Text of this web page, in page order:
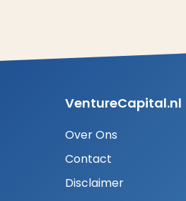
VentureCapital.nl
Over Ons
Contact
Disclaimer